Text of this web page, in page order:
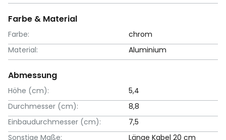
Farbe & Material
Farbe:
chrom
Material:
Aluminium
Abmessung
Höhe (cm):
5,4
Durchmesser (cm):
8,8
Einbaudurchmesser (cm):
7,5
Sonstige Maße:
Länge Kabel 20 cm